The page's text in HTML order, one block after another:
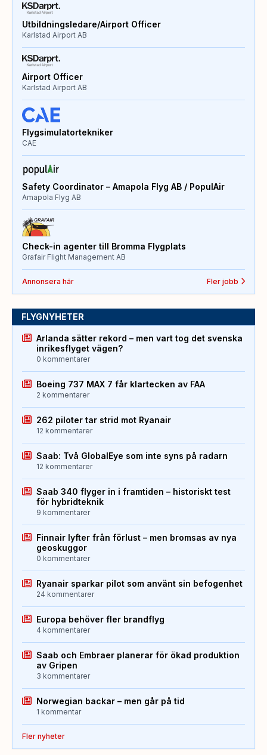
Utbildningsledare/Airport Officer
Karlstad Airport AB
Airport Officer
Karlstad Airport AB
Flygsimulatortekniker
CAE
Safety Coordinator – Amapola Flyg AB / PopulAir
Amapola Flyg AB
Check-in agenter till Bromma Flygplats
Grafair Flight Management AB
Annonsera här Fler jobb
FLYGNYHETER
Arlanda sätter rekord – men vart tog det svenska
inrikesflyget vägen?
0 kommentarer
Boeing 737 MAX 7 får klartecken av FAA
2 kommentarer
262 piloter tar strid mot Ryanair
12 kommentarer
Saab: Två GlobalEye som inte syns på radarn
12 kommentarer
Saab 340 flyger in i framtiden – historiskt test
för hybridteknik
9 kommentarer
Finnair lyfter från förlust – men bromsas av nya
geoskuggor
0 kommentarer
Ryanair sparkar pilot som använt sin befogenhet
24 kommentarer
Europa behöver fler brandflyg
4 kommentarer
Saab och Embraer planerar för ökad produktion
av Gripen
3 kommentarer
Norwegian backar – men går på tid
1 kommentar
Fler nyheter